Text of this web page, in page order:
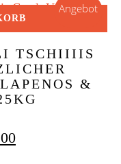
Angebot
TSCHIIIIS
&
Aktueller